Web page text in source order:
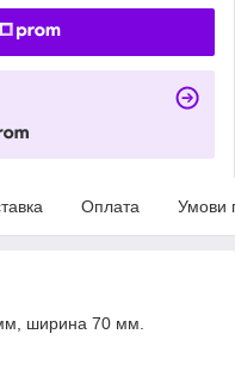
Оплата Умови
ширина 70 мм.